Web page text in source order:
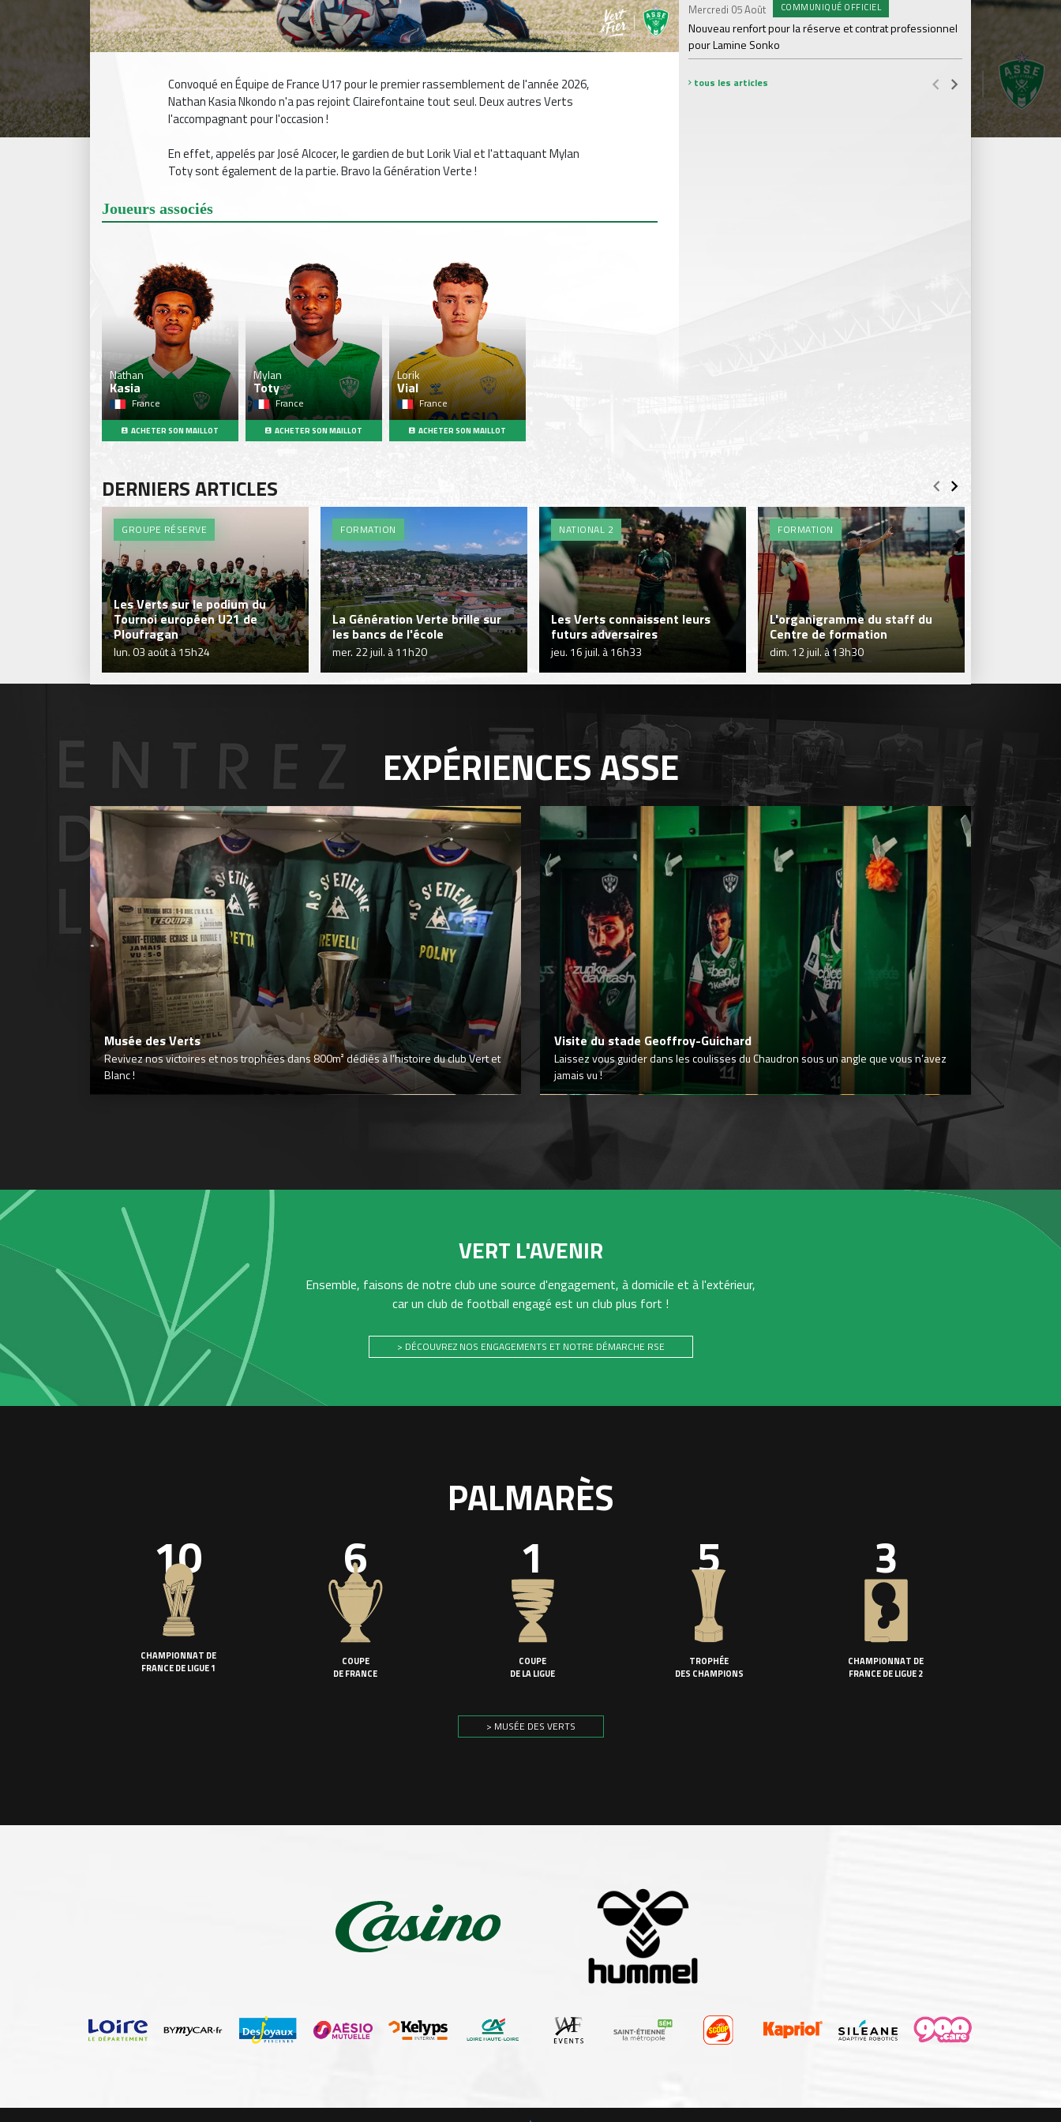
Convoqué en Équipe de France U17 pour le premier rassemblement de l'année 2026,
Nathan Kasia Nkondo n'a pas rejoint Clairefontaine tout seul. Deux autres Verts
l'accompagnant pour l'occasion !
En effet, appelés par José Alcocer, le gardien de but Lorik Vial et l'attaquant Mylan
Toty sont également de la partie. Bravo la Génération Verte !
Joueurs associés
Nathan
Kasia
France
ACHETER SON MAILLOT
Mylan
Toty
France
ACHETER SON MAILLOT
Lorik
Vial
France
ACHETER SON MAILLOT
Mercredi 05 Août COMMUNIQUÉ OFFICIEL
Nouveau renfort pour la réserve et contrat professionnel
pour Lamine Sonko
Une victoire
tous les articles
DERNIERS ARTICLES
GROUPE RÉSERVE
Les Verts sur le podium du
Tournoi européen U21 de
Ploufragan
lun. 03 août à 15h24
FORMATION
La Génération Verte brille sur
les bancs de l'école
mer. 22 juil. à 11h20
NATIONAL 2
Les Verts connaissent leurs
futurs adversaires
jeu. 16 juil. à 16h33
FORMATION
L'organigramme du staff du
Centre de formation
dim. 12 juil. à 13h30
EXPÉRIENCESASSE
Musée des Verts
Revivez nos victoires et nos trophées dans 800m² dédiés à l’histoire du club Vert et
Blanc !
Visite du stade Geoffroy-Guichard
Laissez vous guider dans les coulisses du Chaudron sous un angle que vous n’avez
jamais vu !
VERT L'AVENIR
Ensemble, faisons de notre club une source d'engagement, à domicile et à l'extérieur,
car un club de football engagé est un club plus fort !
> DÉCOUVREZ NOS ENGAGEMENTS ET NOTRE DÉMARCHE RSE
PALMARÈS
10
CHAMPIONNAT DE
FRANCE DE LIGUE 1
6
COUPE
DE FRANCE
1
COUPE
DE LA LIGUE
5
TROPHÉE
DES CHAMPIONS
3
CHAMPIONNAT DE
FRANCE DE LIGUE 2
> MUSÉE DES VERTS